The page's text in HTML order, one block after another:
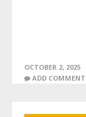
OCTOBER 2, 2025
ADD COMMENT